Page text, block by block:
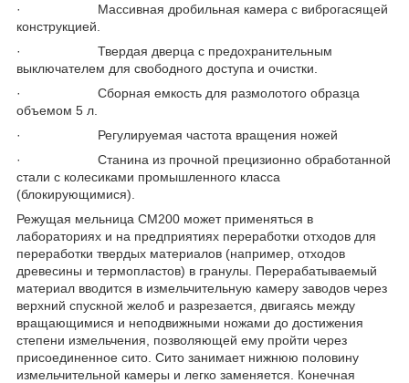
· Массивная дробильная камера с виброгасящей
конструкцией.
· Твердая дверца с предохранительным
выключателем для свободного доступа и очистки.
· Сборная емкость для размолотого образца
объемом 5 л.
· Регулируемая частота вращения ножей
· Станина из прочной прецизионно обработанной
стали с колесиками промышленного класса
(блокирующимися).
Режущая мельница CM200 может применяться в
лабораториях и на предприятиях переработки отходов для
переработки твердых материалов (например, отходов
древесины и термопластов) в гранулы. Перерабатываемый
материал вводится в измельчительную камеру заводов через
верхний спускной желоб и разрезается, двигаясь между
вращающимися и неподвижными ножами до достижения
степени измельчения, позволяющей ему пройти через
присоединенное сито. Сито занимает нижнюю половину
измельчительной камеры и легко заменяется. Конечная